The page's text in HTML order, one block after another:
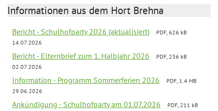
Informationen aus dem Hort Brehna
Bericht - Schulhofparty 2026 (aktualisiert)
PDF, 626 kB
14.07.2026
Bericht - Elternbrief zum 1. Halbjahr 2026
PDF, 236 kB
02.07.2026
Information - Programm Sommerferien 2026
PDF, 1.4 MB
29.06.2026
Ankündigung - Schulhofparty am 01.07.2026
PDF, 211 kB